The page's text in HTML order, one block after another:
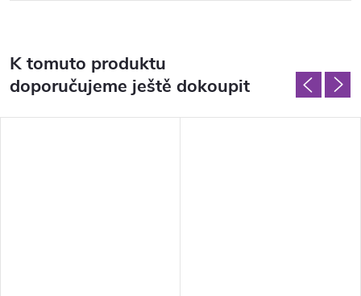
K tomuto produktu
doporučujeme ještě dokoupit